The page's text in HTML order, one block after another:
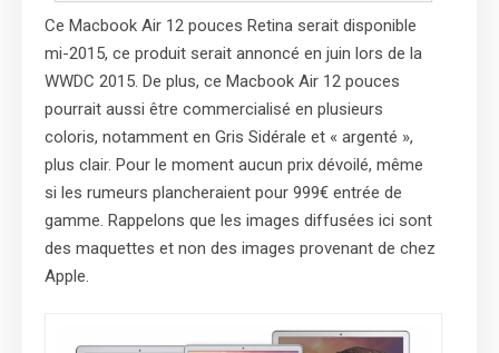
Ce Macbook Air 12 pouces Retina serait disponible
mi-2015, ce produit serait annoncé en juin lors de la
WWDC 2015. De plus, ce Macbook Air 12 pouces
pourrait aussi être commercialisé en plusieurs
coloris, notamment en Gris Sidérale et « argenté »,
plus clair. Pour le moment aucun prix dévoilé, même
si les rumeurs plancheraient pour 999€ entrée de
gamme. Rappelons que les images diffusées ici sont
des maquettes et non des images provenant de chez
Apple.